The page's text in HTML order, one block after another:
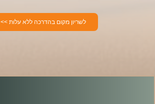
לשריון מקום בהדרכה ללא עלות >>